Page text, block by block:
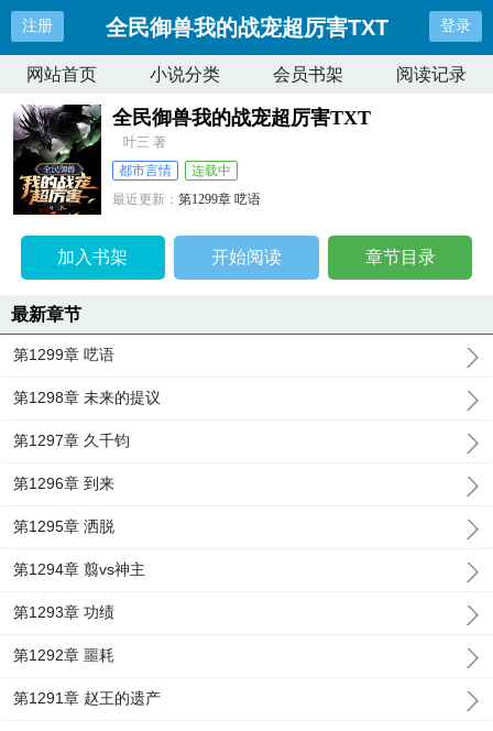
注册 全民御兽我的战宠超厉害TXT 登录
网站首页 小说分类 会员书架 阅读记录
全民御兽我的战宠超厉害TXT
叶三 著
都市言情
连载中
最近更新：第1299章 呓语
加入书架 开始阅读 章节目录
最新章节
第1299章 呓语
第1298章 未来的提议
第1297章 久千钧
第1296章 到来
第1295章 洒脱
第1294章 翦vs神主
第1293章 功绩
第1292章 噩耗
第1291章 赵王的遗产